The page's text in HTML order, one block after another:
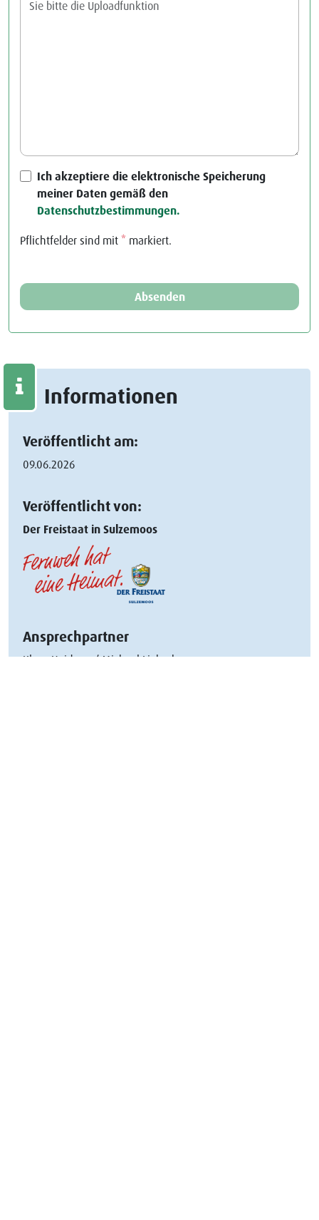
Ich akzeptiere die elektronische Speicherung
meiner Daten gemäß den
Datenschutzbestimmungen.
Pflichtfelder sind mit * markiert.
Absenden
Informationen
Veröffentlicht am:
09.06.2026
Veröffentlicht von:
Der Freistaat in Sulzemoos
Ansprechpartner
Klaus Heiderer / Michael Liebscher